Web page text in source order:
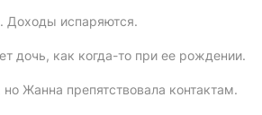
Доходы испаряются.
дочь, как когда-то при ее рождении.
Жанна препятствовала контактам.